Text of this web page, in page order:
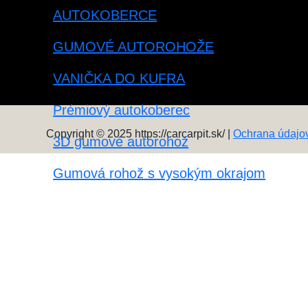
AUTOKOBERCE
GUMOVÉ AUTOROHOŽE
VANIČKA DO KUFRA
Prémiový autokoberec
3D gumové autorohož
Gumová rohož s vysokým okrajom
Copyright © 2025 https://carcarpit.sk/ |Ochrana